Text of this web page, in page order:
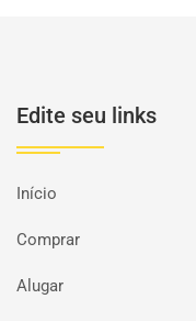
Edite seu links
Início
Comprar
Alugar